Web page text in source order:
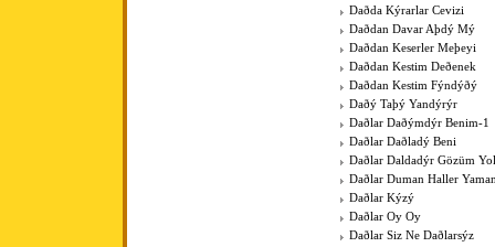
Daðda Kýrarlar Cevizi
Daðdan Davar Aþdý Mý
Daðdan Keserler Meþeyi
Daðdan Kestim Deðenek
Daðdan Kestim Fýndýðý
Daðý Taþý Yandýrýr
Daðlar Daðýmdýr Benim-1
Daðlar Daðladý Beni
Daðlar Daldadýr Gözüm
Daðlar Duman Haller
Daðlar Kýzý
Daðlar Oy Oy
Daðlar Siz Ne Daðlarsýz